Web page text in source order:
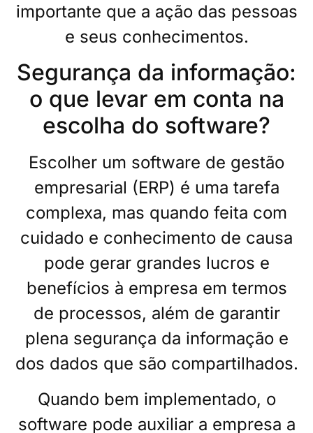
importante que a ação das pessoas
e seus conhecimentos.
Segurança da informação:
o que levar em conta na
escolha do software?
Escolher um software de gestão
empresarial (ERP) é uma tarefa
complexa, mas quando feita com
cuidado e conhecimento de causa
pode gerar grandes lucros e
benefícios à empresa em termos
de processos, além de garantir
plena segurança da informação e
dos dados que são compartilhados.
Quando bem implementado, o
software pode auxiliar a empresa a